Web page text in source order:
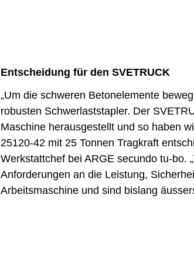
Entscheidung für den SVETRUCK
„Um die schweren Betonelemente
robusten Schwerlaststapler. Der
Maschine herausgestellt und so haben
25120-42 mit 25 Tonnen Tragkraft
Werkstattchef bei ARGE secundo tu-bo.
Anforderungen an die Leistung,
Arbeitsmaschine und sind bislang